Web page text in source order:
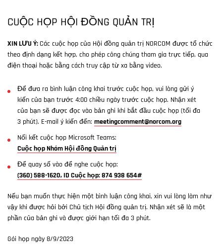
CUỘC HỌP HỘI ĐỒNG QUẢN TRỊ
XIN LƯU Ý: Các cuộc họp của Hội đồng quản trị NORCOM được tổ chức
theo định dạng kết hợp, cho phép công chúng tham gia trực tiếp, qua
điện thoại hoặc bằng cách truy cập từ xa bằng video.
Để đưa ra bình luận công khai trước cuộc họp, vui lòng gửi ý
kiến của bạn trước 4:00 chiều ngày trước cuộc họp. Nhận xét
của bạn sẽ được đọc vào bản ghi khi bắt đầu cuộc họp (tối đa
3 phút). E-mail ý kiến đến: meetingcomment@norcom.org
Nối kết cuộc họp Microsoft Teams:
Cuộc họp Nhóm Hội đồng Quản trị
Để quay số vào để nghe cuộc họp:
(360) 588-1620, ID Cuộc họp: 874 938 654#
Nếu bạn muốn thực hiện một bình luận công khai, xin vui lòng làm như
vậy khi được hỏi bởi Chủ tịch Hội đồng quản trị. Nhận xét sẽ là một
phần của bản ghi và được giới hạn tối đa 3 phút.
Gói họp ngày 8/9/2023